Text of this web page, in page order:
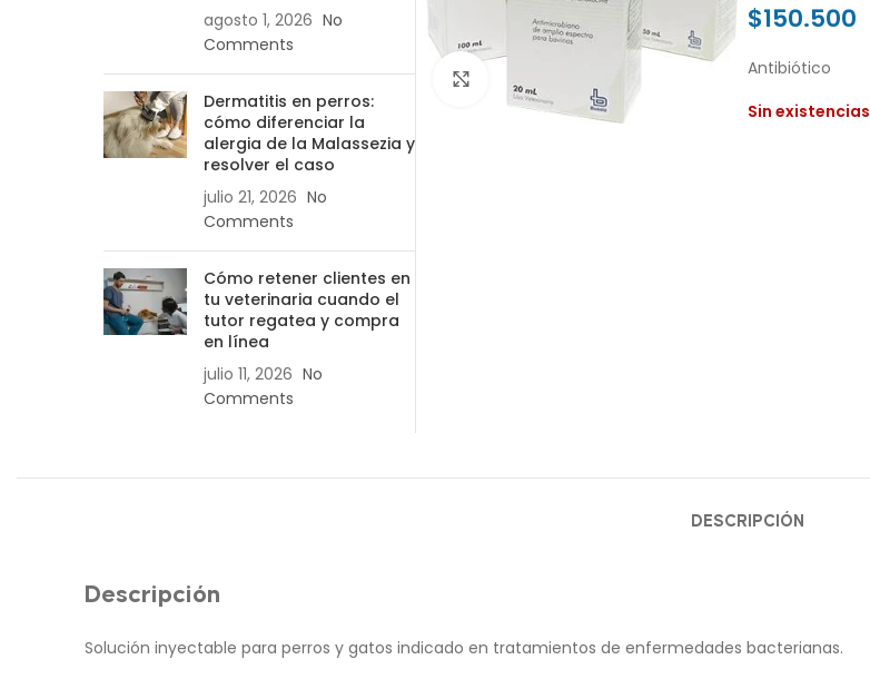
$150.500
Antibiótico
Sin existencias
agosto 1, 2026 No
Comments
Dermatitis en perros:
cómo diferenciar la
alergia de la Malassezia y
resolver el caso
julio 21, 2026 No
Comments
Cómo retener clientes en
tu veterinaria cuando el
tutor regatea y compra
en línea
julio 11, 2026 No
Comments
DESCRIPCIÓN
Descripción
Solución inyectable para perros y gatos indicado en tratamientos de enfermedades bacterianas.